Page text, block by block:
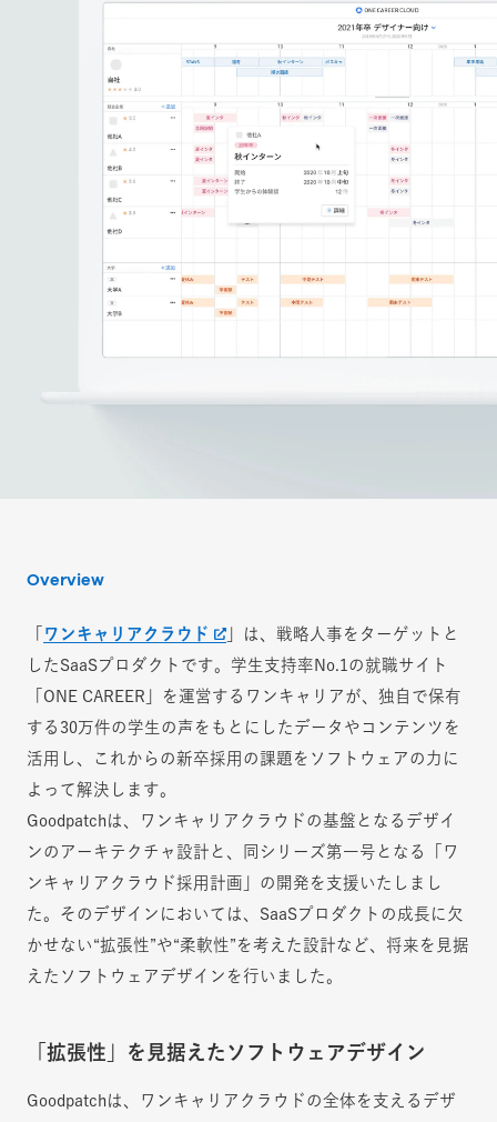
Overview
ワンキャリアクラウド
」は、戦略人事をターゲットと
したSaaSプロダクトです。学生支持率No.1の就職サイト
「ONE CAREER」を運営するワンキャリアが、独自で保有
する30万件の学生の声をもとにしたデータやコンテンツを
活用し、これからの新卒採用の課題をソフトウェアの力に
よって解決します。
Goodpatchは、ワンキャリアクラウドの基盤となるデザイ
ンのアーキテクチャ設計と、同シリーズ第一号となる「ワ
ンキャリアクラウド採用計画」の開発を支援いたしまし
た。そのデザインにおいては、SaaSプロダクトの成長に欠
かせない“拡張性”や“柔軟性”を考えた設計など、将来を見据
えたソフトウェアデザインを行いました。
「拡張性」を見据えたソフトウェアデザイン
Goodpatchは、ワンキャリアクラウドの全体を支えるデザ